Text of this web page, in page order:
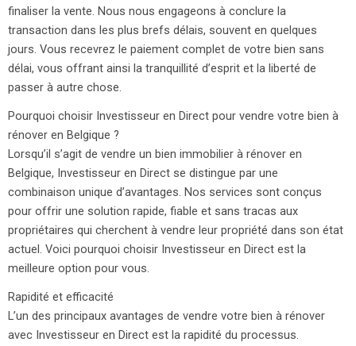
finaliser la vente. Nous nous engageons à conclure la
transaction dans les plus brefs délais, souvent en quelques
jours. Vous recevrez le paiement complet de votre bien sans
délai, vous offrant ainsi la tranquillité d’esprit et la liberté de
passer à autre chose.
Pourquoi choisir Investisseur en Direct pour vendre votre bien à
rénover en Belgique ?
Lorsqu’il s’agit de vendre un bien immobilier à rénover en
Belgique, Investisseur en Direct se distingue par une
combinaison unique d’avantages. Nos services sont conçus
pour offrir une solution rapide, fiable et sans tracas aux
propriétaires qui cherchent à vendre leur propriété dans son état
actuel. Voici pourquoi choisir Investisseur en Direct est la
meilleure option pour vous.
Rapidité et efficacité
L’un des principaux avantages de vendre votre bien à rénover
avec Investisseur en Direct est la rapidité du processus.